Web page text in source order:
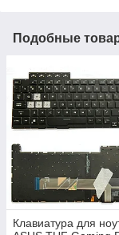
Подобные
Клавиатура для